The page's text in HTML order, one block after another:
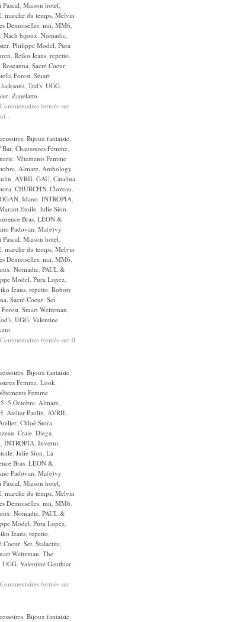
, Maison hotel,
, marche du temps, Melvin
Demoiselles, mii, MM6,
, Nach bijoux, Nomadic,
, Philippe Model, Pura
, Reiko Jeans, repetto,
Roseanna, Sacré Coeur,
Forest, Stuart
, Tod's, UGG,
, Zanelatto
Commentaires fermés sur
, Bijoux fantaisie,
Bar, Chaussures Femme,
, Vêtements Femme
, Almare, Anthology,
, AVRIL GAU, Catalina
, CHURCH'S, Clozeau,
, Idano, INTROPIA,
Etoile, Julie Sion,
Bras, LEON &
Padovan, Ma(e)vy
, Maison hotel,
, marche du temps, Melvin
Demoiselles, mii, MM6,
, Nomadic, PAUL &
Model, Pura Lopez,
Jeans, repetto, Roboty
, Sacré Coeur, Set,
Forest, Stuart Weitzman,
, UGG, Valentine
Commentaires fermés sur Il
, Bijoux fantaisie,
Femme, Look,
Femme
, 5 Octobre, Almare,
, Atelier Paulin, AVRIL
, Chloé Stora,
, Craie, Diega,
, INTROPIA, Inverni,
, Julie Sion, La
Bras, LEON &
Padovan, Ma(e)vy
, Maison hotel,
, marche du temps, Melvin
Demoiselles, mii, MM6,
, Nomadic, PAUL &
Model, Pura Lopez,
Jeans, repetto,
Coeur, Set, Stalactite,
Weitzman, The
UGG, Valentine Gauthier,
Commentaires fermés sur
, Bijoux fantaisie,